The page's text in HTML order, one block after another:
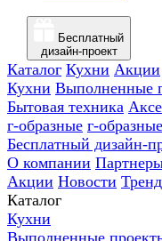
Бесплатный
дизайн-проект
Каталог Кухни Акции
Кухни Выполненные
Бытовая техника
г-образные г-
Бесплатный дизайн-
О компании
Акции Новости
Каталог
Кухни
Выполненные